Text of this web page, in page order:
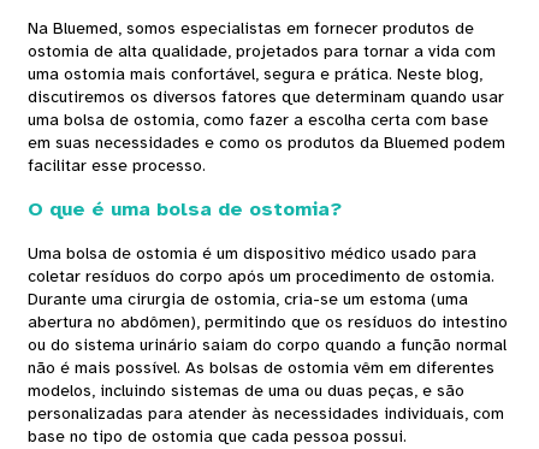
Na Bluemed, somos especialistas em fornecer produtos de
ostomia de alta qualidade, projetados para tornar a vida com
uma ostomia mais confortável, segura e prática. Neste blog,
discutiremos os diversos fatores que determinam quando usar
uma bolsa de ostomia, como fazer a escolha certa com base
em suas necessidades e como os produtos da Bluemed ​​podem
facilitar esse processo.
O que é uma bolsa de ostomia?
Uma bolsa de ostomia é um dispositivo médico usado para
coletar resíduos do corpo após um procedimento de ostomia.
Durante uma cirurgia de ostomia, cria-se um estoma (uma
abertura no abdômen), permitindo que os resíduos do intestino
ou do sistema urinário saiam do corpo quando a função normal
não é mais possível. As bolsas de ostomia vêm em diferentes
modelos, incluindo sistemas de uma ou duas peças, e são
personalizadas para atender às necessidades individuais, com
base no tipo de ostomia que cada pessoa possui.